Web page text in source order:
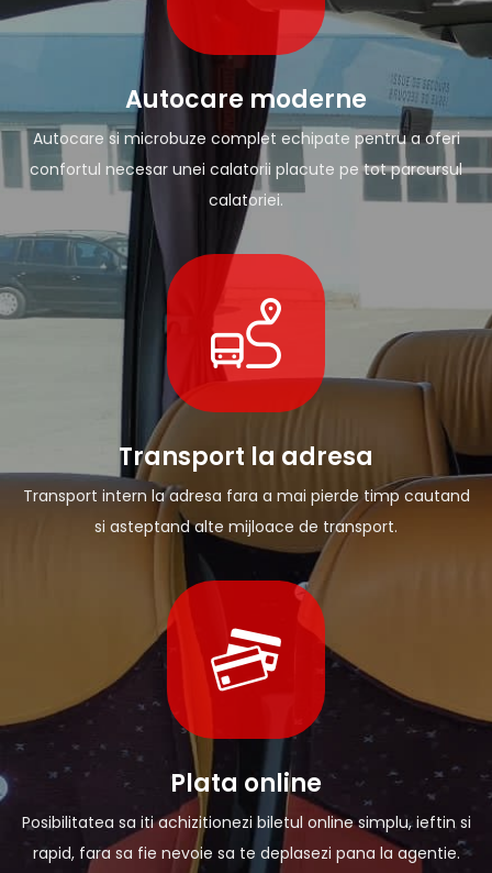
Autocare moderne
Autocare si microbuze complet echipate pentru a oferi
confortul necesar unei calatorii placute pe tot parcursul
calatoriei.
Transport la adresa
Transport intern la adresa fara a mai pierde timp cautand
si asteptand alte mijloace de transport.
Plata online
Posibilitatea sa iti achizitionezi biletul online simplu, ieftin si
rapid, fara sa fie nevoie sa te deplasezi pana la agentie.